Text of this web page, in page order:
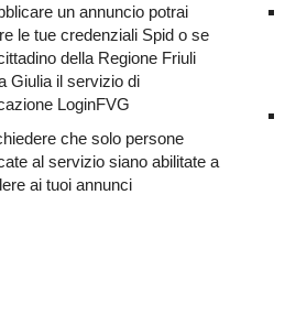
un annuncio potrai
le tue credenziali Spid o se
della Regione Friuli
Giulia il servizio di
LoginFVG
che solo persone
al servizio siano abilitate a
ai tuoi annunci